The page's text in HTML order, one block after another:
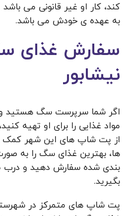
کند، کار او غیر قانونی می
به عهده ی خودش می باشد.
سفارش غذای
نیشابور
اگر شما سرپرست سگ هستید
مواد غذایی را برای او تهیه
از پت شاپ های این شهر کمک
ها، بهترین غذای سگ را به
بندی شده سفارش دهید و درب
بگیرید.
پت شاپ های متمرکز در